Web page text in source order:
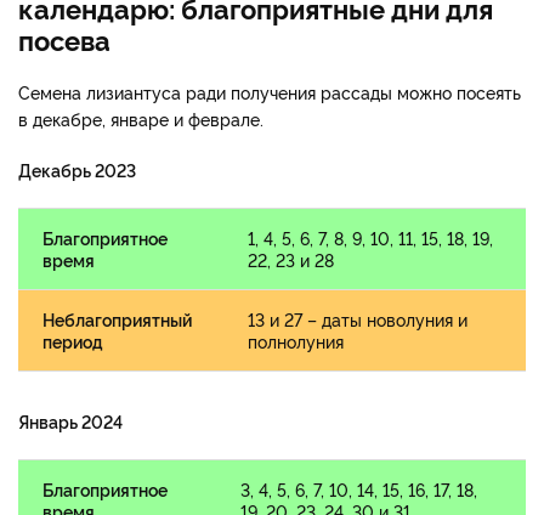
посева
Семена лизиантуса ради получения рассады можно посеять
в декабре, январе и феврале.
Декабрь 2023
Благоприятное
время
1, 4, 5, 6, 7, 8, 9, 10, 11, 15, 18, 19,
22, 2З и 28
Неблагоприятный
период
13 и 27 – даты новолуния и
полнолуния
Январь 2024
Благоприятное
3, 4, 5, 6, 7, 10, 14, 15, 16, 17, 18,